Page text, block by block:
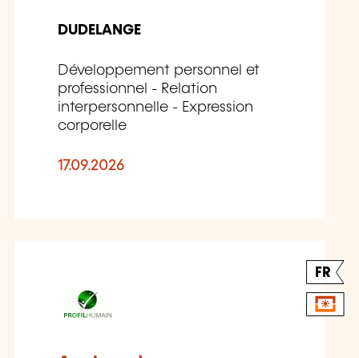
DUDELANGE
Développement personnel et
professionnel - Relation
interpersonnelle - Expression
corporelle
17.09.2026
FR